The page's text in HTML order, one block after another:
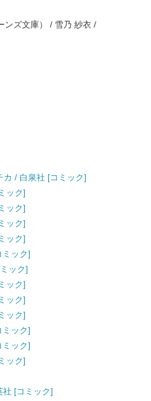
ンズ文庫） / 雪乃 紗衣 /
カ / 白泉社 [コミック]
ック]
ック]
ック]
ック]
ック]
ック]
ック]
ック]
ック]
ック]
ック]
ック]
社 [コミック]